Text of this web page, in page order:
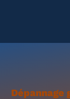
Dépannage